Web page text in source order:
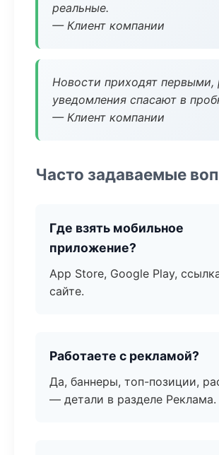
реальные.
— Клиент компании
Новости приходят первыми,
уведомления спасают в
— Клиент компании
Часто задаваемые
Где взять мобильное
приложение?
App Store, Google Play,
сайте.
Работаете с рекламой?
Да, баннеры, топ-позиции,
— детали в разделе Реклама.